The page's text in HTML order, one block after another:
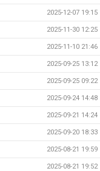
2025-12-07 19:15
2025-11-30 12:25
2025-11-10 21:46
2025-09-25 13:12
2025-09-25 09:22
2025-09-24 14:48
2025-09-21 14:24
2025-09-20 18:33
2025-08-21 19:59
2025-08-21 19:52